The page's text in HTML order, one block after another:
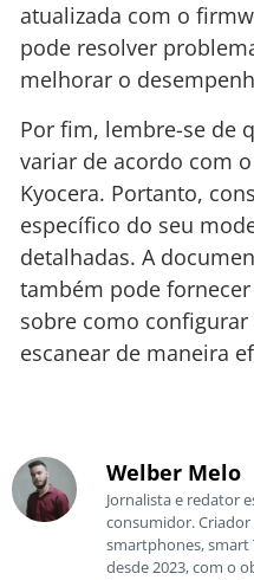
atualizada com o
pode resolver
melhorar o
Por fim, lembre-se de
variar de acordo com
Kyocera. Portanto,
específico do seu
detalhadas. A
também pode
sobre como
escanear de maneira
Welber Melo
Jornalista e redator
consumidor. Criador
smartphones, smart
desde 2023, com o